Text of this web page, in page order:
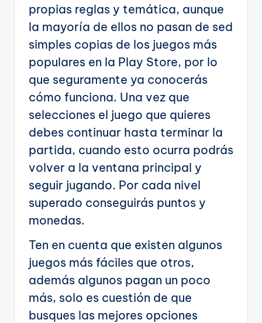
propias reglas y temática, aunque
la mayoría de ellos no pasan de sed
simples copias de los juegos más
populares en la Play Store, por lo
que seguramente ya conocerás
cómo funciona. Una vez que
selecciones el juego que quieres
debes continuar hasta terminar la
partida, cuando esto ocurra podrás
volver a la ventana principal y
seguir jugando. Por cada nivel
superado conseguirás puntos y
monedas.
Ten en cuenta que existen algunos
juegos más fáciles que otros,
además algunos pagan un poco
más, solo es cuestión de que
busques las mejores opciones